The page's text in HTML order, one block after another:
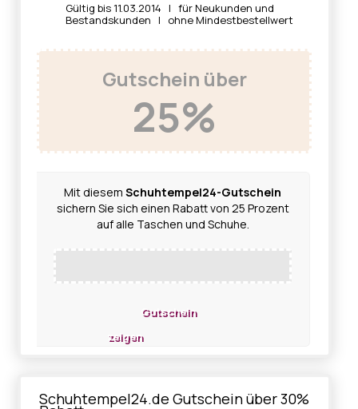
Gültig bis 11.03.2014 | für Neukunden und
Bestandskunden | ohne Mindestbestellwert
Gutschein über
25%
Mit diesemSchuhtempel24-Gutschein
sichern Sie sich einen Rabatt von 25 Prozent
auf alle Taschen und Schuhe.
Gutschein
zeigen
Schuhtempel24.de Gutschein über 30%